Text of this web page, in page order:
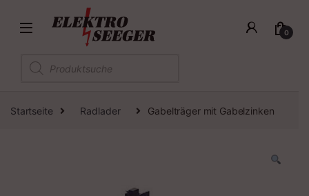
0
Products search
Startseite Radlader Gabelträger mit Gabelzinken